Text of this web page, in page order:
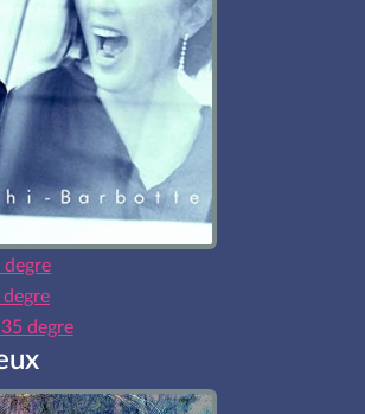
degre
degre